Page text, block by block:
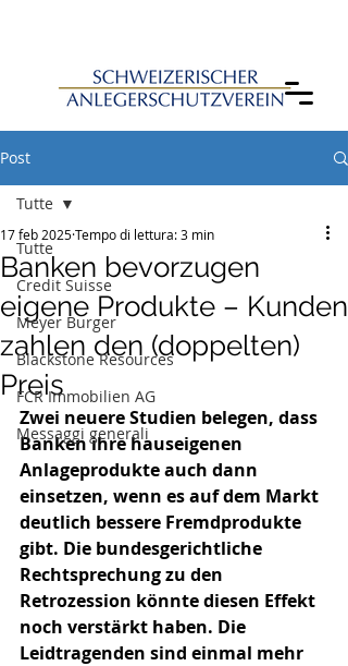
Post
Tutte
Credit Suisse
Meyer Burger
Blackstone Resources
FCR Immobilien AG
Messaggi generali
Tutte
Banken bevorzugen
eigene Produkte – Kunden
zahlen den (doppelten)
Preis
17 feb 2025Tempo di lettura: 3 min
Zwei neuere Studien belegen, dass
Banken ihre hauseigenen
Anlageprodukte auch dann
einsetzen, wenn es auf dem Markt
deutlich bessere Fremdprodukte
gibt. Die bundesgerichtliche
Rechtsprechung zu den
Retrozession könnte diesen Effekt
noch verstärkt haben. Die
Leidtragenden sind einmal mehr